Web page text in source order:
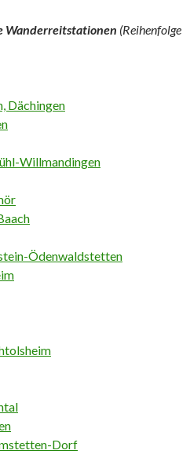
Wanderreitstationen (Reihenfolge
Dächingen
Willmandingen
Ödenwaldstetten
Dorf